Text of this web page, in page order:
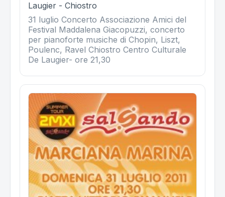
Laugier - Chiostro
31 luglio Concerto Associazione Amici del
Festival Maddalena Giacopuzzi, concerto
per pianoforte musiche di Chopin, Liszt,
Poulenc, Ravel Chiostro Centro Culturale
De Laugier- ore 21,30